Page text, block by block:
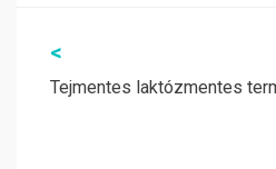
Bejegyzés
navigáció
<
Tejmentes laktózmentes